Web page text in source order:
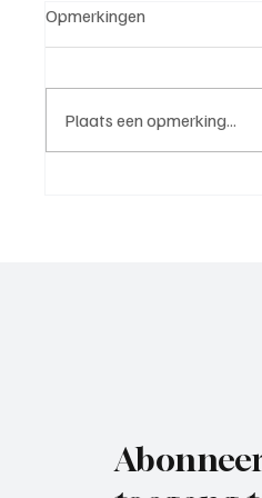
Opmerkingen
Plaats een opmerking...